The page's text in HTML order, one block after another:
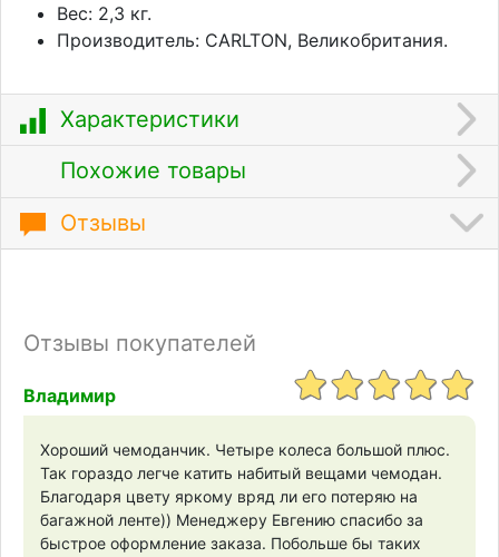
Вес: 2,3 кг.
Производитель: CARLTON, Великобритания.
Характеристики
Похожие товары
Отзывы
Отзывы покупателей
Владимир
Хороший чемоданчик. Четыре колеса большой плюс.
Так гораздо легче катить набитый вещами чемодан.
Благодаря цвету яркому вряд ли его потеряю на
багажной ленте)) Менеджеру Евгению спасибо за
быстрое оформление заказа. Побольше бы таких